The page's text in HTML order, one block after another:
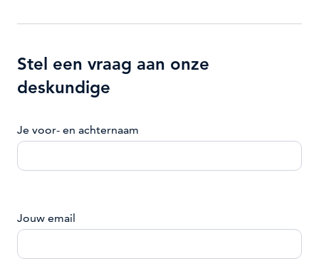
Stel een vraag aan onze
deskundige
Je voor- en achternaam
Jouw email